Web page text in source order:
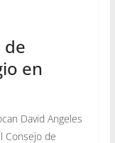
de
en
David Angeles
Consejo de